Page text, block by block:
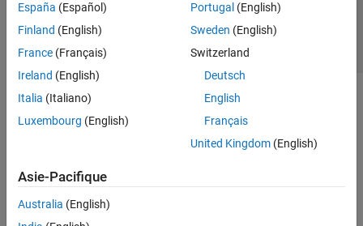
España (Español)
Finland (English)
France (Français)
Ireland (English)
Italia (Italiano)
Luxembourg (English)
Portugal (English)
Sweden (English)
Switzerland
Deutsch
English
Français
United Kingdom(English)
Asie-Pacifique
Australia (English)